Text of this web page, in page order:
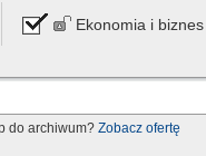
Ekonomia i biznes
do archiwum? Zobacz ofertę